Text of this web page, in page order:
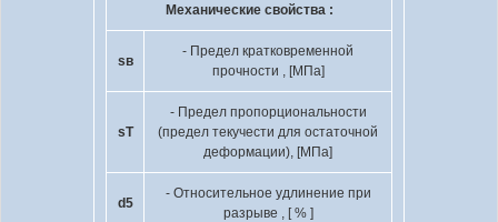
Механические свойства :
sв
- Предел кратковременной
прочности , [МПа]
sT
- Предел пропорциональности
(предел текучести для остаточной
деформации), [МПа]
d5
- Относительное удлинение при
разрыве , [ % ]